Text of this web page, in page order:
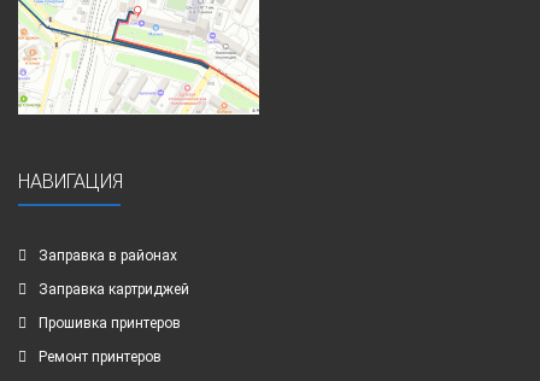
НАВИГАЦИЯ
Заправка в районах
Заправка картриджей
Прошивка принтеров
Ремонт принтеров